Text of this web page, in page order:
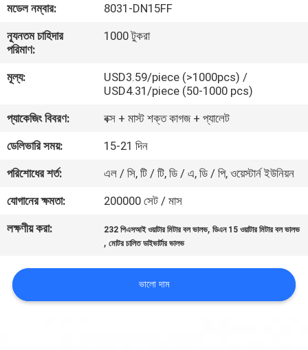
ভ্রমণ
নিয়ন্ত্রণ
যোগাযোগ
করুন
খবর
জন্য
আবেদন
মডেল নম্বার:
8031-DN15FF
ন্যূনতম চাহিদার
পরিমাণ:
1000 টুকরা
মূল্য:
USD3.59/piece (>1000pcs) /
USD4.31/piece (50-1000 pcs)
প্যাকেজিং বিবরণ:
বক্স + মাস্ট শক্ত কাগজ + প্যালেট
ডেলিভারি সময়:
15-21 দিন
পরিশোধের শর্ত:
এল / সি, টি / টি, ডি / এ, ডি / পি, ওয়েস্টার্ন ইউনিয়ন
যোগানের ক্ষমতা:
200000 সেট / মাস
লক্ষণীয় করা:
232 পিএসআই ওয়াটার মিটার বল ভালভ,ডিএন 15 ওয়াটার মিটার বল ভালভ
,মোটর চালিত ডাইভার্টার ভালভ
ভালো দাম